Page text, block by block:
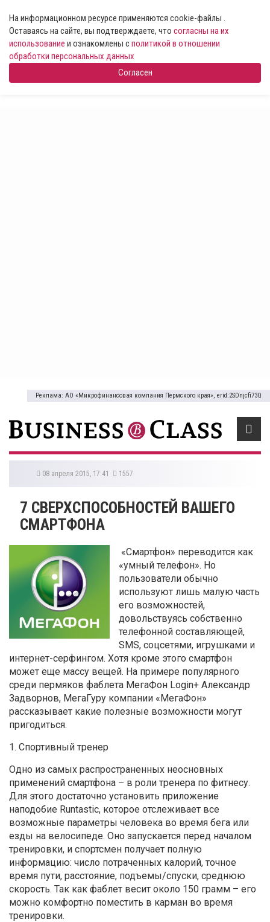
На информационном ресурсе применяются cookie-файлы .
Оставаясь на сайте, вы подтверждаете, что согласны на их
использование и ознакомлены сполитикой в отношении
обработки персональных данных
Согласен
Реклама: АО «Микрофинансовая компания Пермского края», erid:2SDnjcfi73Q
08 апреля 2015, 17:41 1557
7 СВЕРХСПОСОБНОСТЕЙ ВАШЕГО
СМАРТФОНА
«Смартфон» переводится как
«умный телефон». Но
пользователи обычно
используют лишь малую часть
его возможностей,
довольствуясь собственно
телефонной составляющей,
SMS, соцсетями, игрушками и
интернет-серфингом. Хотя кроме этого смартфон
может еще массу вещей. На примере популярного
среди пермяков фаблета МегаФон Login+ Александр
Задворнов, МегаГуру компании «МегаФон»
рассказывает какие полезные возможности могут
пригодиться.
1. Спортивный тренер
Одно из самых распространенных неосновных
применений смартфона – в роли тренера по фитнесу.
Для этого достаточно установить приложение
наподобие Runtastic, которое отслеживает все
возможные параметры человека во время бега или
езды на велосипеде. Оно запускается перед началом
тренировки, и спортсмен получает полную
информацию: число потраченных калорий, точное
время пути, расстояние, подъемы/спуски, среднюю
скорость. Так как фаблет весит около 150 грамм – его
можно комфортно поместить в карман во время
тренировки.